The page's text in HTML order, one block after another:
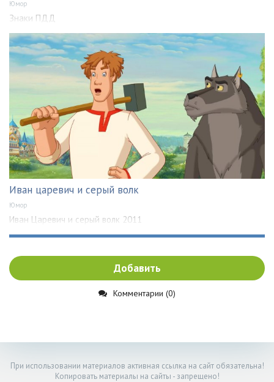
Юмор
Знаки ПДД
Иван царевич и серый волк
Юмор
Иван Царевич и серый волк 2011
Добавить
Комментарии (0)
При использовании материалов активная ссылка на сайт обязательна!
Копировать материалы на сайты - запрещено!